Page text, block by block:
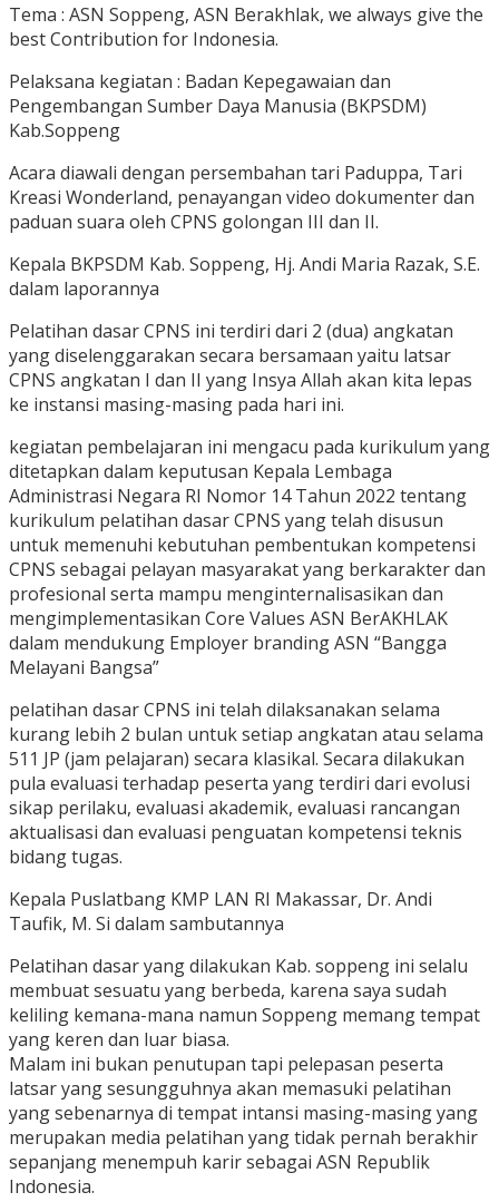
Tema : ASN Soppeng, ASN Berakhlak, we always give the
best Contribution for Indonesia.
Pelaksana kegiatan : Badan Kepegawaian dan
Pengembangan Sumber Daya Manusia (BKPSDM)
Kab.Soppeng
Acara diawali dengan persembahan tari Paduppa, Tari
Kreasi Wonderland, penayangan video dokumenter dan
paduan suara oleh CPNS golongan III dan II.
Kepala BKPSDM Kab. Soppeng, Hj. Andi Maria Razak, S.E.
dalam laporannya
Pelatihan dasar CPNS ini terdiri dari 2 (dua) angkatan
yang diselenggarakan secara bersamaan yaitu latsar
CPNS angkatan I dan II yang Insya Allah akan kita lepas
ke instansi masing-masing pada hari ini.
kegiatan pembelajaran ini mengacu pada kurikulum yang
ditetapkan dalam keputusan Kepala Lembaga
Administrasi Negara RI Nomor 14 Tahun 2022 tentang
kurikulum pelatihan dasar CPNS yang telah disusun
untuk memenuhi kebutuhan pembentukan kompetensi
CPNS sebagai pelayan masyarakat yang berkarakter dan
profesional serta mampu menginternalisasikan dan
mengimplementasikan Core Values ASN BerAKHLAK
dalam mendukung Employer branding ASN “Bangga
Melayani Bangsa”
pelatihan dasar CPNS ini telah dilaksanakan selama
kurang lebih 2 bulan untuk setiap angkatan atau selama
511 JP (jam pelajaran) secara klasikal. Secara dilakukan
pula evaluasi terhadap peserta yang terdiri dari evolusi
sikap perilaku, evaluasi akademik, evaluasi rancangan
aktualisasi dan evaluasi penguatan kompetensi teknis
bidang tugas.
Kepala Puslatbang KMP LAN RI Makassar, Dr. Andi
Taufik, M. Si dalam sambutannya
Pelatihan dasar yang dilakukan Kab. soppeng ini selalu
membuat sesuatu yang berbeda, karena saya sudah
keliling kemana-mana namun Soppeng memang tempat
yang keren dan luar biasa.
Malam ini bukan penutupan tapi pelepasan peserta
latsar yang sesungguhnya akan memasuki pelatihan
yang sebenarnya di tempat intansi masing-masing yang
merupakan media pelatihan yang tidak pernah berakhir
sepanjang menempuh karir sebagai ASN Republik
Indonesia.